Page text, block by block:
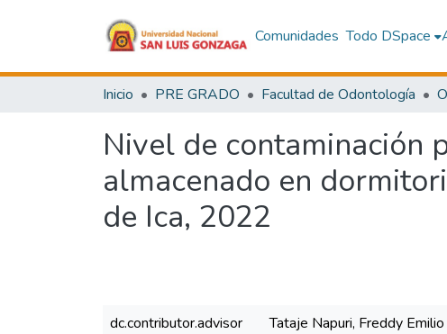
Comunidades Todo DSpace
Inicio PRE GRADO Facultad de Odontología
Nivel de contaminación
almacenado en
de Ica, 2022
dc.contributor.advisor
Tataje Napuri, Freddy Emilio